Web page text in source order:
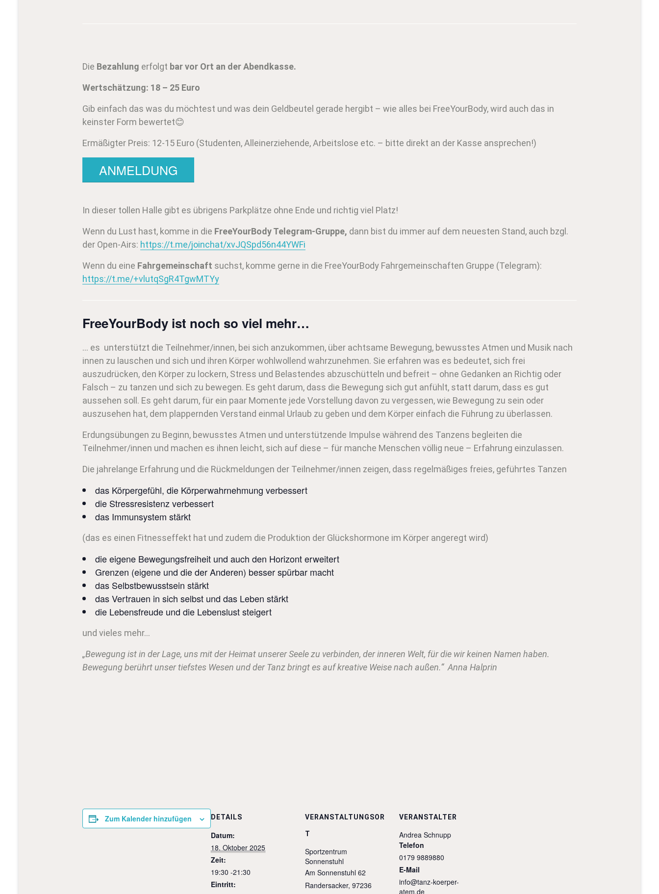
Die Bezahlung erfolgt bar vor Ort an der Abendkasse.
Wertschätzung: 18 – 25 Euro
Gib einfach das was du möchtest und was dein Geldbeutel gerade hergibt – wie alles bei FreeYourBody, wird auch das in
keinster Form bewertet😊
Ermäßigter Preis: 12-15 Euro (Studenten, Alleinerziehende, Arbeitslose etc. – bitte direkt an der Kasse ansprechen!)
ANMELDUNG
In dieser tollen Halle gibt es übrigens Parkplätze ohne Ende und richtig viel Platz!
Wenn du Lust hast, komme in die FreeYourBody Telegram-Gruppe, dann bist du immer auf dem neuesten Stand, auch bzgl.
der Open-Airs: https://t.me/joinchat/xvJQSpd56n44YWFi
Wenn du eine Fahrgemeinschaft suchst, komme gerne in die FreeYourBody Fahrgemeinschaften Gruppe (Telegram):
https://t.me/+vlutqSgR4TgwMTYy
FreeYourBody ist noch so viel mehr…
… es unterstützt die Teilnehmer/innen, bei sich anzukommen, über achtsame Bewegung, bewusstes Atmen und Musik nach
innen zu lauschen und sich und ihren Körper wohlwollend wahrzunehmen. Sie erfahren was es bedeutet, sich frei
auszudrücken, den Körper zu lockern, Stress und Belastendes abzuschütteln und befreit – ohne Gedanken an Richtig oder
Falsch – zu tanzen und sich zu bewegen. Es geht darum, dass die Bewegung sich gut anfühlt, statt darum, dass es gut
aussehen soll. Es geht darum, für ein paar Momente jede Vorstellung davon zu vergessen, wie Bewegung zu sein oder
auszusehen hat, dem plappernden Verstand einmal Urlaub zu geben und dem Körper einfach die Führung zu überlassen.
Erdungsübungen zu Beginn, bewusstes Atmen und unterstützende Impulse während des Tanzens begleiten die
Teilnehmer/innen und machen es ihnen leicht, sich auf diese – für manche Menschen völlig neue – Erfahrung einzulassen.
Die jahrelange Erfahrung und die Rückmeldungen der Teilnehmer/innen zeigen, dass regelmäßiges freies, geführtes Tanzen
das Körpergefühl, die Körperwahrnehmung verbessert
die Stressresistenz verbessert
das Immunsystem stärkt
(das es einen Fitnesseffekt hat und zudem die Produktion der Glückshormone im Körper angeregt wird)
die eigene Bewegungsfreiheit und auch den Horizont erweitert
Grenzen (eigene und die der Anderen) besser spürbar macht
das Selbstbewusstsein stärkt
das Vertrauen in sich selbst und das Leben stärkt
die Lebensfreude und die Lebenslust steigert
und vieles mehr…
„Bewegung ist in der Lage, uns mit der Heimat unserer Seele zu verbinden, der inneren Welt, für die wir keinen Namen haben.
Bewegung berührt unser tiefstes Wesen und der Tanz bringt es auf kreative Weise nach außen.“ Anna Halprin
Zum Kalender hinzufügen DETAILS
Datum:
18. Oktober 2025
Zeit:
19:30 -21:30
Eintritt:
VERANSTALTUNGSOR
T
Sportzentrum
Sonnenstuhl
Am Sonnenstuhl 62
Randersacker, 97236
VERANSTALTER
Andrea Schnupp
Telefon
0179 9889880
E-Mail
info@tanz-koerper-
atem.de